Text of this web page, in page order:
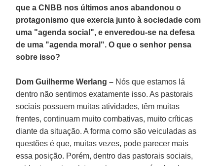
que a CNBB nos últimos anos abandonou o
protagonismo que exercia junto à sociedade com
uma "agenda social", e enveredou-se na defesa
de uma "agenda moral". O que o senhor pensa
sobre isso?
Dom Guilherme Werlang – Nós que estamos lá
dentro não sentimos exatamente isso. As pastorais
sociais possuem muitas atividades, têm muitas
frentes, continuam muito combativas, muito críticas
diante da situação. A forma como são veiculadas as
questões é que, muitas vezes, pode parecer mais
essa posição. Porém, dentro das pastorais sociais,